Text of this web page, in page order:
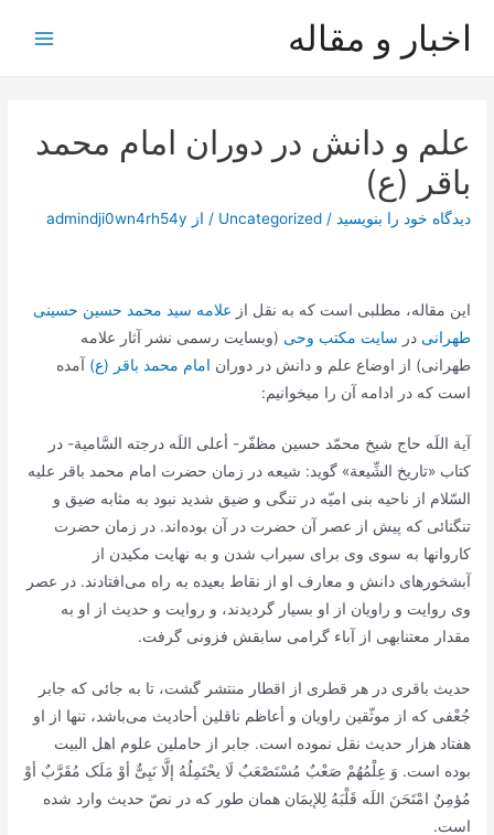
اخبار و مقاله
علم و دانش در دوران امام محمد
باقر (ع)
دیدگاه‌ خود را بنویسید /
Uncategorized / از admindji0wn4rh54y
این مقاله، مطلبی است که به نقل از علامه سید محمد حسین حسینی
طهرانی در سایت مکتب وحی (وبسایت رسمی نشر آثار علامه
طهرانی) از اوضاع علم و دانش در دوران امام محمد باقر (ع) آمده
است که در ادامه آن را میخوانیم:
آية اللَه حاج شيخ محمّد حسين مظفّر- أعلى اللَه درجته السَّامية- در
کتاب «تاريخ الشِّيعة» گويد: شيعه در زمان حضرت امام محمد باقر عليه
السّلام از ناحيه بنى اميّه در تنگى و ضيق شديد نبود به مثابه ضيق و
تنگنائى که پيش از عصر آن حضرت در آن بوده‌اند. در زمان حضرت
کاروانها به سوى وى براى سيراب شدن و به نهايت مکيدن از
آبشخورهاى دانش و معارف او از نقاط بعيده به راه مى‌افتادند. در عصر
وى روايت و راويان از او بسيار گرديدند، و روايت و حديث از او به
مقدار معتنابهى از آباء گرامى سابقش فزونى گرفت.
حديث باقرى در هر قطرى از اقطار منتشر گشت، تا به جائى که جابر
جُعْفى که از موثّقين راويان و أعاظم ناقلين أحاديث مى‌باشد، تنها از او
هفتاد هزار حديث نقل نموده است. جابر از حاملين علوم اهل البيت
بوده است. وَ عِلْمُهُمْ صَعْبٌ مُسْتَصْعَبٌ لَا یحْتَمِلُهُ إلَّا نَبِىٌّ أوْ مَلَک مُقَرَّبٌ أوْ
مُؤمِنٌ امْتَحَنَ اللَه قَلْبَهُ لِلإيمَان همان طور که در نصّ حديث وارد شده
است.